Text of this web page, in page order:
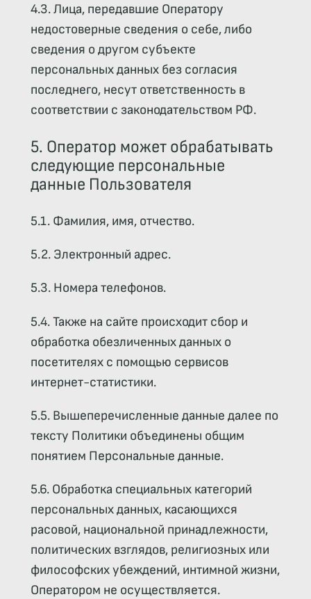
4.3. Лица, передавшие Оператору
недостоверные сведения о себе, либо
сведения о другом субъекте
персональных данных без согласия
последнего, несут ответственность в
соответствии с законодательством РФ.
5. Оператор может обрабатывать
следующие персональные
данные Пользователя
5.1. Фамилия, имя, отчество.
5.2. Электронный адрес.
5.3. Номера телефонов.
5.4. Также на сайте происходит сбор и
обработка обезличенных данных о
посетителях с помощью сервисов
интернет-статистики.
5.5. Вышеперечисленные данные далее по
тексту Политики объединены общим
понятием Персональные данные.
5.6. Обработка специальных категорий
персональных данных, касающихся
расовой, национальной принадлежности,
политических взглядов, религиозных или
философских убеждений, интимной жизни,
Оператором не осуществляется.